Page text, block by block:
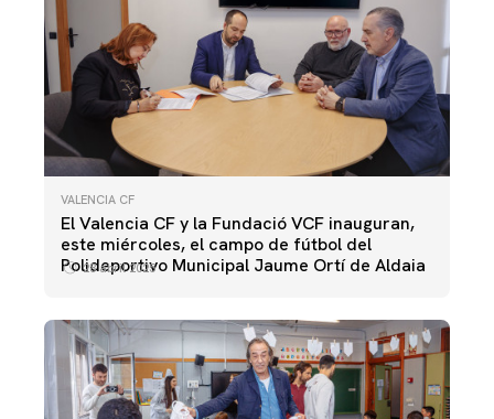
VALENCIA CF
El Valencia CF y la Fundació VCF inauguran,
este miércoles, el campo de fútbol del
Polideportivo Municipal Jaume Ortí de Aldaia
28 abril 2025